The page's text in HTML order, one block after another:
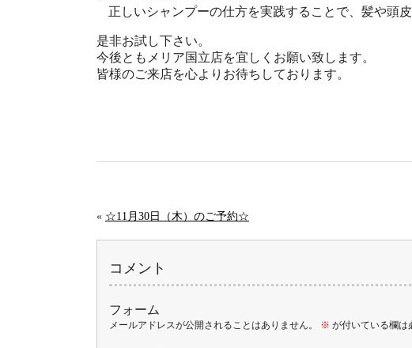
正しいシャンプーの仕方を実践することで、髪や頭
是非お試し下さい。
今後ともメリア国立店を宜しくお願い致します。
皆様のご来店を心よりお待ちしております。
« ☆11月30日（木）のご予約☆
コメント
フォーム
メールアドレスが公開されることはありません。 ※ が付いている欄は